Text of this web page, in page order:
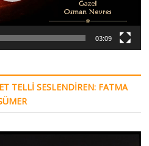
03:09
TELLI SESLENDIREN: FATMA